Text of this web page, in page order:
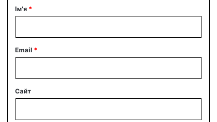
рІм'я *
Email *
Сайт